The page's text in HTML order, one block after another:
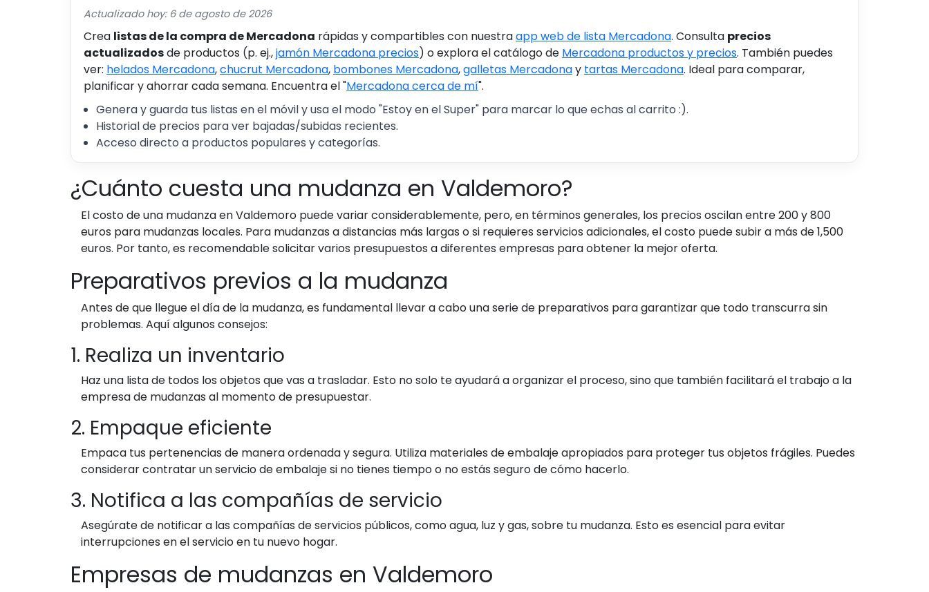
Actualizado hoy: 6 de agosto de 2026
Crea listas de la compra de Mercadona rápidas y compartibles con nuestraapp web de lista Mercadona. Consulta precios
actualizadosde productos (p. ej.,jamón Mercadona precios) o explora el catálogo de Mercadona productos y precios. También puedes
ver: helados Mercadona,chucrut Mercadona, bombones Mercadona,galletas Mercadonay tartas Mercadona. Ideal para comparar,
planificar y ahorrar cada semana. Encuentra el "Mercadona cerca de mí".
Genera y guarda tus listas en el móvil y usa el modo "Estoy en el Super" para marcar lo que echas al carrito :).
Historial de precios para ver bajadas/subidas recientes.
Acceso directo a productos populares y categorías.
¿Cuánto cuesta una mudanza en Valdemoro?
El costo de una mudanza en Valdemoro puede variar considerablemente, pero, en términos generales, los precios oscilan entre 200 y 800
euros para mudanzas locales. Para mudanzas a distancias más largas o si requieres servicios adicionales, el costo puede subir a más de 1,500
euros. Por tanto, es recomendable solicitar varios presupuestos a diferentes empresas para obtener la mejor oferta.
Preparativos previos a la mudanza
Antes de que llegue el día de la mudanza, es fundamental llevar a cabo una serie de preparativos para garantizar que todo transcurra sin
problemas. Aquí algunos consejos:
1. Realiza un inventario
Haz una lista de todos los objetos que vas a trasladar. Esto no solo te ayudará a organizar el proceso, sino que también facilitará el trabajo a la
empresa de mudanzas al momento de presupuestar.
2. Empaque eficiente
Empaca tus pertenencias de manera ordenada y segura. Utiliza materiales de embalaje apropiados para proteger tus objetos frágiles. Puedes
considerar contratar un servicio de embalaje si no tienes tiempo o no estás seguro de cómo hacerlo.
3. Notifica a las compañías de servicio
Asegúrate de notificar a las compañías de servicios públicos, como agua, luz y gas, sobre tu mudanza. Esto es esencial para evitar
interrupciones en el servicio en tu nuevo hogar.
Empresas de mudanzas en Valdemoro